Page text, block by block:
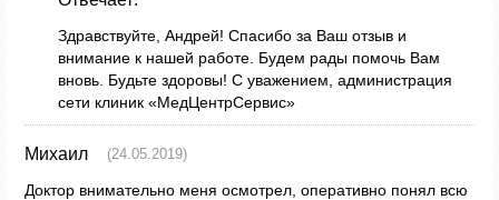
Здравствуйте, Андрей! Спасибо за Ваш отзыв и
внимание к нашей работе. Будем рады помочь Вам
вновь. Будьте здоровы! С уважением, администрация
сети клиник «МедЦентрСервис»
Михаил (24.05.2019)
Доктор внимательно меня осмотрел, оперативно понял всю